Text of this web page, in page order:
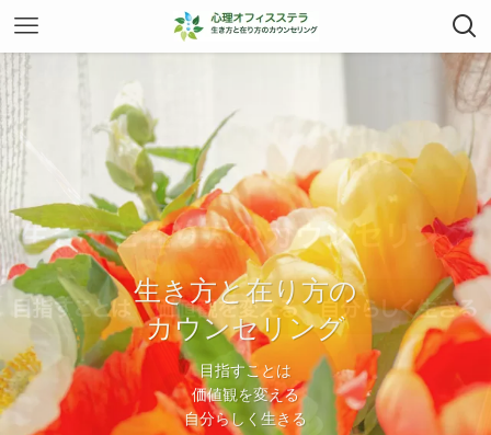
生き方と在り方の
カウンセリング
目指すことは
価値観を変える
自分らしく生きる
生き方と在り方の
カウンセリング
目指すことは
価値観を変える
自分らしく生きる